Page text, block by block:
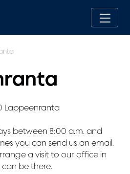
Lappeenranta
between 8:00 a.m. and
you can send us an email.
a visit to our office in
be there.